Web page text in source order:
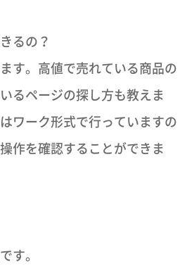
るの？
す。高値で売れている商品の
るページの探し方も教えま
ワーク形式で行っていますの
作を確認することができま
す。